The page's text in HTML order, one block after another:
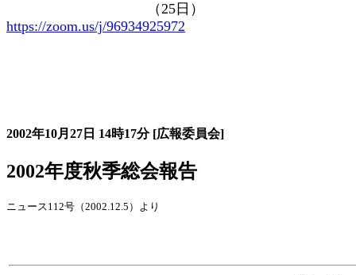
（25 日）
https://zoom.us/j/96934925972
2002年10月27日 14時17分 [広報委員会]
2002年度秋季総会報告
ニュース112号（2002.12.5）より